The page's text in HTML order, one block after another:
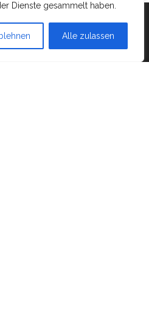
Dienste gesammelt haben.
Alle zulassen
WordPress |Theme:Head
Blog